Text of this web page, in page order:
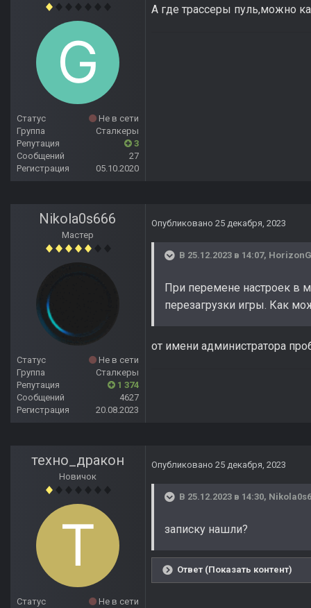
Статус
Не в сети
Группа
Сталкеры
Репутация
3
Сообщений
27
Регистрация
05.10.2020
А где трассеры пуль,можно
Nikola0s666
Мастер
Статус
Не в сети
Группа
Сталкеры
Репутация
1 374
Сообщений
4627
Регистрация
20.08.2023
Опубликовано 25 декабря, 2023
В 25.12.2023 в 14:07,
При перемене настроек в
перезагрузки игры. Как
от имени администратора
техно_дракон
Новичок
Статус
Не в сети
Опубликовано 25 декабря, 2023
В 25.12.2023 в 14:30,
записку нашли?
Ответ (Показать контент)